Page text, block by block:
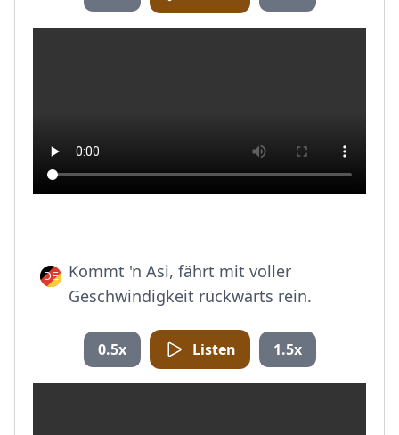
Kommt 'n Asi, fährt mit voller
Geschwindigkeit rückwärts rein.
0.5x Listen 1.5x